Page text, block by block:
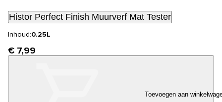
Histor Perfect Finish Muurverf Mat Tester
Inhoud:0.25L
€ 7,99
Toevoegen aan